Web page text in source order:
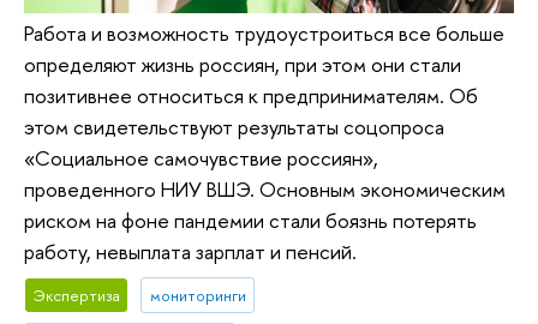
Работа и возможность трудоустроиться все больше
определяют жизнь россиян, при этом они стали
позитивнее относиться к предпринимателям. Об
этом свидетельствуют результаты соцопроса
«Социальное самочувствие россиян»,
проведенного НИУ ВШЭ. Основным экономическим
риском на фоне пандемии стали боязнь потерять
работу, невыплата зарплат и пенсий.
Экспертиза мониторинги